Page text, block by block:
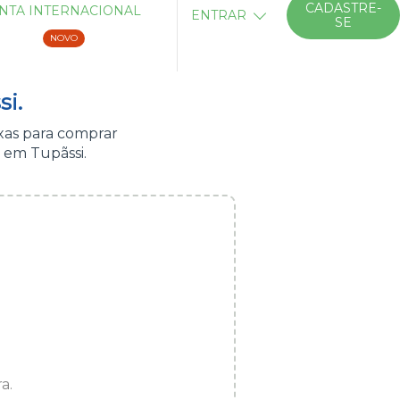
INTERNACIONAL
NOVO
ENTRAR
CADASTRE-
SE
para comprar
Tupãssi.